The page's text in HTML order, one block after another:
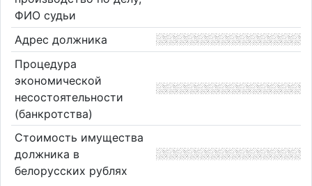
ФИО судьи
Адрес должника
Процедура
экономической
несостоятельности
(банкротства)
Стоимость имущества
должника в
белорусских рублях